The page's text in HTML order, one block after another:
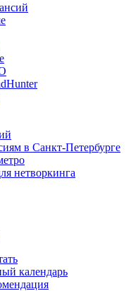
в Санкт-Петербурге
нетворкинга
календарь